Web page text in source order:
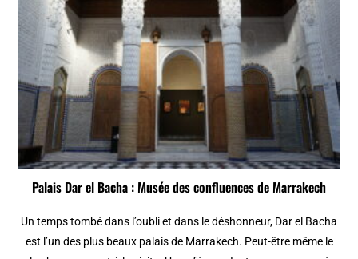
Palais Dar el Bacha : Musée des confluences de Marrakech
Un temps tombé dans l’oubli et dans le déshonneur, Dar el Bacha
est l’un des plus beaux palais de Marrakech. Peut-être même le